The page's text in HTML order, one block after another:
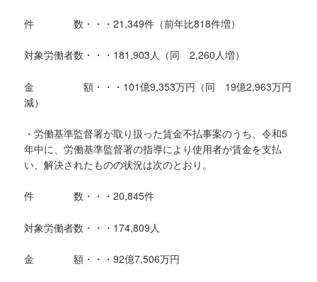
件 数・・・21,349件（前年比818件増）
対象労働者数・・・181,903人（同 2,260人増）
金 額・・・101億9,353万円（同 19億2,963万円
減）
・労働基準監督署が取り扱った賃金不払事案のうち、令和5
年中に、労働基準監督署の指導により使用者が賃金を支払
い、解決されたものの状況は次のとおり。
件 数・・・20,845件
対象労働者数・・・174,809人
金 額・・・92億7,506万円